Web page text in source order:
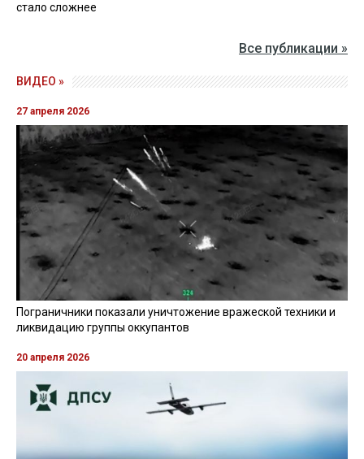
стало сложнее
Все публикации »
ВИДЕО »
27 апреля 2026
Пограничники показали уничтожение вражеской техники и
ликвидацию группы оккупантов
20 апреля 2026